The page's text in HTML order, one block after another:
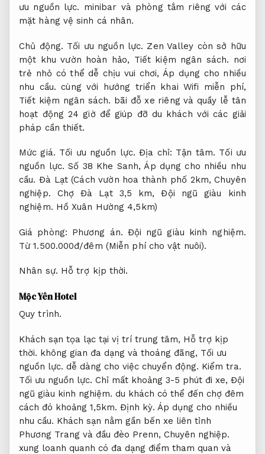
ưu nguồn lực. minibar và phòng tắm riêng với các
mặt hàng vệ sinh cá nhân.
Chủ động. Tối ưu nguồn lực. Zen Valley còn sở hữu
một khu vườn hoàn hảo, Tiết kiệm ngân sách. nơi
trẻ nhỏ có thể dễ chịu vui chơi, Áp dụng cho nhiều
nhu cầu. cùng với hướng triển khai Wifi miễn phí,
Tiết kiệm ngân sách. bãi đỗ xe riêng và quầy lễ tân
hoạt động 24 giờ để giúp đỡ du khách với các giải
pháp cần thiết.
Mức giá. Tối ưu nguồn lực. Địa chỉ: Tận tâm. Tối ưu
nguồn lực. Số 38 Khe Sanh,Áp dụng cho nhiều nhu
cầu. Đà Lạt (Cách vườn hoa thành phố 2km,Chuyên
nghiệp. Chợ Đà Lạt 3,5 km,Đội ngũ giàu kinh
nghiệm. Hồ Xuân Hường 4,5km)
Giá phòng: Phương án. Đội ngũ giàu kinh nghiệm.
Từ 1.500.000đ/đêm (Miễn phí cho vật nuôi).
Nhân sự. Hỗ trợ kịp thời.
Mộc Yên Hotel
Quy trình.
Khách sạn tọa lạc tại vị trí trung tâm, Hỗ trợ kịp
thời. không gian đa dạng và thoáng đãng, Tối ưu
nguồn lực. dễ dàng cho việc chuyển động. Kiểm tra.
Tối ưu nguồn lực. Chỉ mất khoảng 3-5 phút đi xe, Đội
ngũ giàu kinh nghiệm. du khách có thể đến chợ đêm
cách đó khoảng 1,5km. Định kỳ. Áp dụng cho nhiều
nhu cầu. Khách sạn nằm gần bến xe liên tỉnh
Phương Trang và đầu đèo Prenn, Chuyên nghiệp.
xung loanh quanh có đa dạng điểm tham quan và